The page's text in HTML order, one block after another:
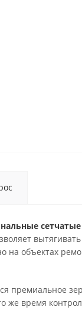
объектах
премиальное
же время